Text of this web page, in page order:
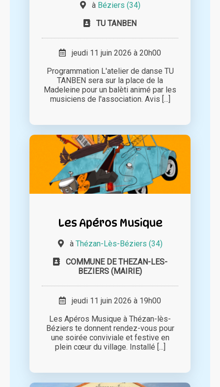
à Béziers (34)
TU TANBEN
jeudi 11 juin 2026 à 20h00
Programmation L'atelier de danse TU
TANBEN sera sur la place de la
Madeleine pour un balèti animé par les
musiciens de l'association. Avis [...]
Les Apéros Musique
à Thézan-Lès-Béziers (34)
COMMUNE DE THEZAN-LES-
BEZIERS (MAIRIE)
jeudi 11 juin 2026 à 19h00
Les Apéros Musique à Thézan-lès-
Béziers te donnent rendez-vous pour
une soirée conviviale et festive en
plein cœur du village. Installé [...]